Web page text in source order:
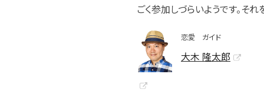
ごく参加しづらいようです。そ
恋愛 ガイド
大木 隆太郎